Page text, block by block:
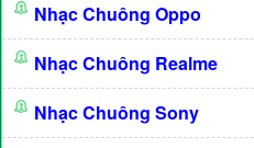
Nhạc Chuông Oppo
Nhạc Chuông Realme
Nhạc Chuông Sony